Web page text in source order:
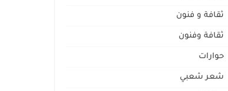
ثقافة و فنون
ثقافة وفنون
حوارات
شعر شعبي